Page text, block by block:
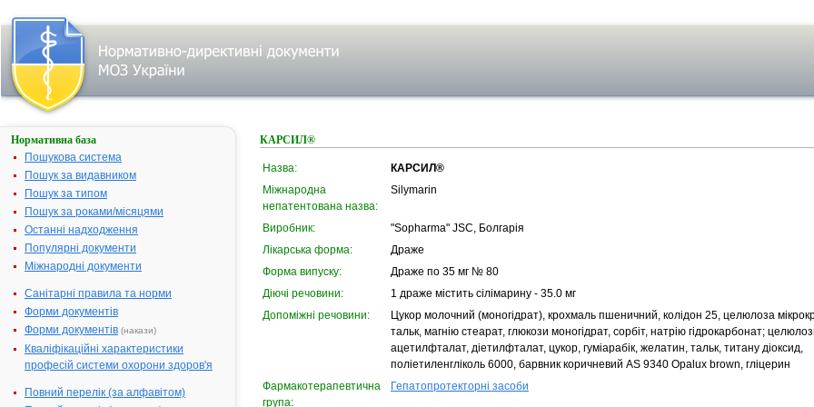
Нормативна база
Пошукова система
Пошук за видавником
Пошук за типом
Пошук за роками/місяцями
Останні надходження
Популярні документи
Міжнародні документи
Санітарні правила та норми
Форми документів
Форми документів (накази)
Кваліфікаційні характеристики
професій системи охорони здоров'я
Повний перелік (за алфавітом)
КАРСИЛ®
Назва:
КАРСИЛ®
Міжнародна
непатентована назва:
Silymarin
Виробник:
"Sopharma" JSC, Болгарія
Лікарська форма:
Драже
Форма випуску:
Драже по 35 мг № 80
Діючі речовини:
1 драже містить сiлiмарину - 35.0 мг
Допоміжні речовини:
Цукор молочний (моногідрат), крохмаль пшеничний, колідон 25, целюлоза
тальк, магнію стеарат, глюкози моногідрат, сорбіт, натрію гідрокарбонат;
ацетилфталат, діетилфталат, цукор, гуміарабік, желатин, тальк, титану діоксид,
поліетиленгліколь 6000, барвник коричневий AS 9340 Opalux brown, гліцерин
Фармакотерапевтична
група:
Гепатопротекторні засоби